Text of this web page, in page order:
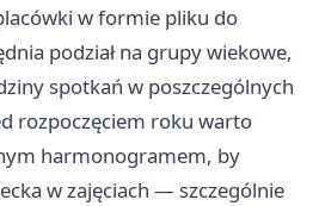
w formie pliku do
podział na grupy wiekowe,
spotkań w poszczególnych
rozpoczęciem roku warto
harmonogramem, by
w zajęciach — szczególnie